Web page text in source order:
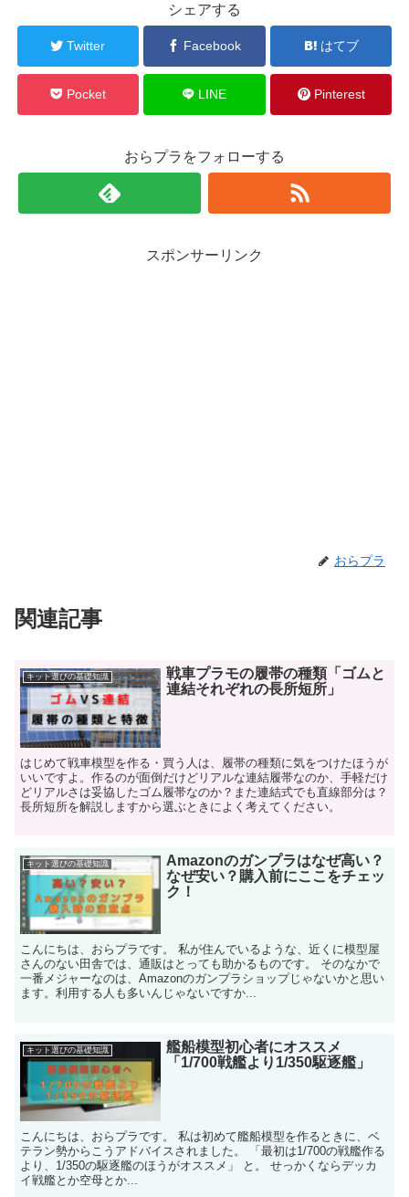
シェアする
Twitter Facebook はてブ
Pocket LINE Pinterest
おらプラをフォローする
スポンサーリンク
おらプラ
関連記事
キット選びの基礎知識
戦車プラモの履帯の種類「ゴムと
連結それぞれの長所短所」
はじめて戦車模型を作る・買う人は、履帯の種類に気をつけたほうが
いいですよ。作るのが面倒だけどリアルな連結履帯なのか、手軽だけ
どリアルさは妥協したゴム履帯なのか？また連結式でも直線部分は？
長所短所を解説しますから選ぶときによく考えてください。
キット選びの基礎知識
Amazonのガンプラはなぜ高い？
なぜ安い？購入前にここをチェッ
ク！
こんにちは、おらプラです。 私が住んでいるような、近くに模型屋
さんのない田舎では、通販はとっても助かるものです。 そのなかで
一番メジャーなのは、Amazonのガンプラショップじゃないかと思い
ます。利用する人も多いんじゃないですか...
キット選びの基礎知識
艦船模型初心者にオススメ
「1/700戦艦より1/350駆逐艦」
こんにちは、おらプラです。 私は初めて艦船模型を作るときに、ベ
テラン勢からこうアドバイスされました。 「最初は1/700の戦艦作る
より、1/350の駆逐艦のほうがオススメ」 と。 せっかくならデッカ
イ戦艦とか空母とか...